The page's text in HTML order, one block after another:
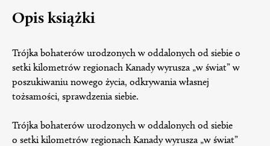
Opis książki
Trójka bohaterów urodzonych w oddalonych od siebie o
setki kilometrów regionach Kanady wyrusza „w świat” w
poszukiwaniu nowego życia, odkrywania własnej
tożsamości, sprawdzenia siebie.
Trójka bohaterów urodzonych w oddalonych od siebie
o setki kilometrów regionach Kanady wyrusza „w świat”